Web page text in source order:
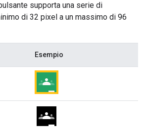
supporta una serie di
di 32 pixel a un massimo di 96
Esempio